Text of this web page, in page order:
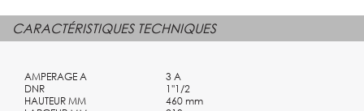
CARACTÉRISTIQUES TECHNIQUES
AMPERAGE A
3 A
DNR
1''1/2
HAUTEUR MM
460 mm